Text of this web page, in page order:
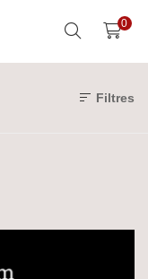
0
Filtres